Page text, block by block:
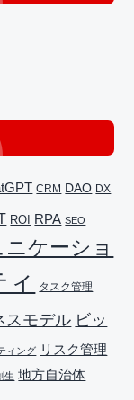
CRM DAO DX
ROI RPA SEO
ニケーショ
タスク管理
スモデル ビッ
ィング リスク管理
生 地方自治体